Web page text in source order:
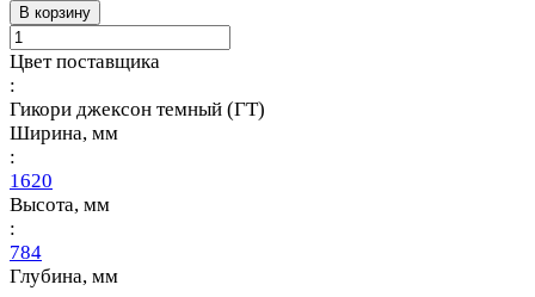
В корзину
Цвет поставщика
:
Гикори джексон темный (ГТ)
Ширина, мм
:
1620
Высота, мм
:
784
Глубина, мм